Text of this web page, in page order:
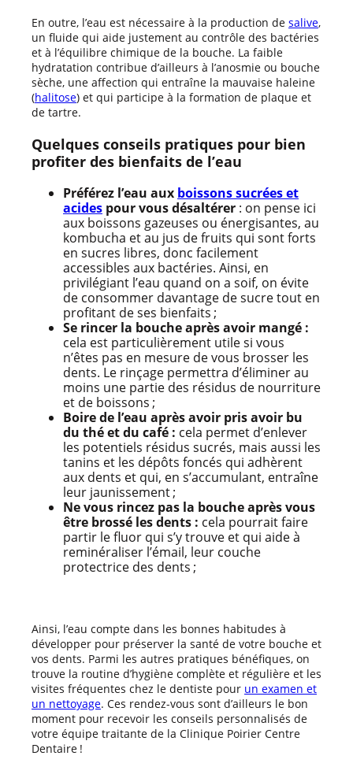
En outre, l’eau est nécessaire à la production de salive,
un fluide qui aide justement au contrôle des bactéries
et à l’équilibre chimique de la bouche. La faible
hydratation contribue d’ailleurs à l’anosmie ou bouche
sèche, une affection qui entraîne la mauvaise haleine
(halitose) et qui participe à la formation de plaque et
de tartre.
Quelques conseils pratiques pour bien
profiter des bienfaits de l’eau
Préférez l’eau aux boissons sucrées et
acides pour vous désaltérer : on pense ici
aux boissons gazeuses ou énergisantes, au
kombucha et au jus de fruits qui sont forts
en sucres libres, donc facilement
accessibles aux bactéries. Ainsi, en
privilégiant l’eau quand on a soif, on évite
de consommer davantage de sucre tout en
profitant de ses bienfaits ;
Se rincer la bouche après avoir mangé :
cela est particulièrement utile si vous
n’êtes pas en mesure de vous brosser les
dents. Le rinçage permettra d’éliminer au
moins une partie des résidus de nourriture
et de boissons ;
Boire de l’eau après avoir pris avoir bu
du thé et du café : cela permet d’enlever
les potentiels résidus sucrés, mais aussi les
tanins et les dépôts foncés qui adhèrent
aux dents et qui, en s’accumulant, entraîne
leur jaunissement ;
Ne vous rincez pas la bouche après vous
être brossé les dents : cela pourrait faire
partir le fluor qui s’y trouve et qui aide à
reminéraliser l’émail, leur couche
protectrice des dents ;
Ainsi, l’eau compte dans les bonnes habitudes à
développer pour préserver la santé de votre bouche et
vos dents. Parmi les autres pratiques bénéfiques, on
trouve la routine d’hygiène complète et régulière et les
visites fréquentes chez le dentiste pour un examen et
un nettoyage. Ces rendez-vous sont d’ailleurs le bon
moment pour recevoir les conseils personnalisés de
votre équipe traitante de la Clinique Poirier Centre
Dentaire !